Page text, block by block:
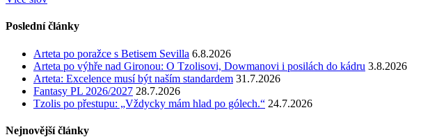
Poslední články
Arteta po poražce s Betisem Sevilla 6.8.2026
Arteta po výhře nad Gironou: O Tzolisovi, Dowmanovi i posilách do kádru 3.8.2026
Arteta: Excelence musí být naším standardem 31.7.2026
Fantasy PL 2026/2027 28.7.2026
Tzolis po přestupu: „Vždycky mám hlad po gólech.“ 24.7.2026
Nejnovější články